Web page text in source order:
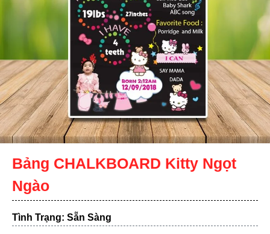
Bảng CHALKBOARD Kitty Ngọt
Ngào
Tình Trạng: Sẵn Sàng